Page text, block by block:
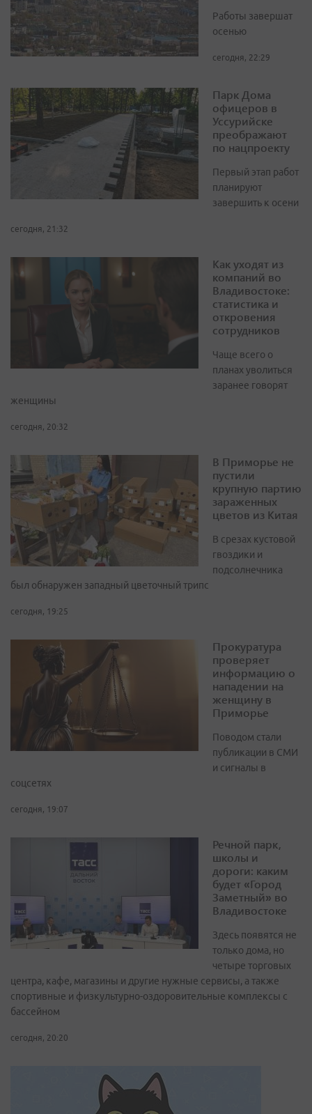
Работы завершат
осенью
сегодня, 22:29
Парк Дома
офицеров в
Уссурийске
преображают
по нацпроекту
Первый этап работ
планируют
завершить к осени
сегодня, 21:32
Как уходят из
компаний во
Владивостоке:
статистика и
откровения
сотрудников
Чаще всего о
планах уволиться
заранее говорят
женщины
сегодня, 20:32
В Приморье не
пустили
крупную партию
зараженных
цветов из Китая
В срезах кустовой
гвоздики и
подсолнечника
был обнаружен западный цветочный трипс
сегодня, 19:25
Прокуратура
проверяет
информацию о
нападении на
женщину в
Приморье
Поводом стали
публикации в СМИ
и сигналы в
соцсетях
сегодня, 19:07
Речной парк,
школы и
дороги: каким
будет «Город
Заметный» во
Владивостоке
Здесь появятся не
только дома, но
четыре торговых
центра, кафе, магазины и другие нужные сервисы, а также
спортивные и физкультурно-оздоровительные комплексы с
бассейном
сегодня, 20:20